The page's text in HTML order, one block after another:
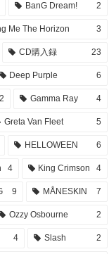
BanG Dream! 2
Me The Horizon 3
CD購入録 23
Deep Purple 6
2 Gamma Ray 4
Greta Van Fleet 5
HELLOWEEN 6
4 King Crimson 4
9 MÅNESKIN 7
Ozzy Osbourne 2
4 Slash 2